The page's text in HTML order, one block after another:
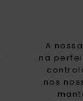
A
na
nos